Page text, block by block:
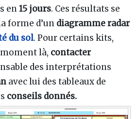
en15 jours. Ces résultats se
forme d’un diagramme radar
du sol. Pour certains kits,
là, contacter
des interprétations
avec lui des tableaux de
conseils donnés.